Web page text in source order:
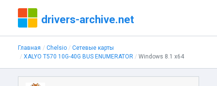
drivers-archive.net
Главная Chelsio
Сетевые карты
XALYO T570 10G-40G BUS ENUMERATOR
Windows 8.1 x64